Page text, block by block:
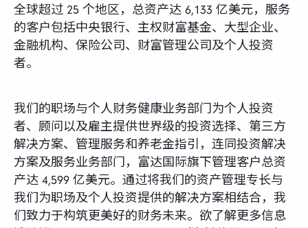
全球超过 25 个地区，总资产达 6,133 亿美元，服务
的客户包括中央银行、主权财富基金、大型企业、
金融机构、保险公司、财富管理公司及个人投资
者。
我们的职场与个人财务健康业务部门为个人投资
者、顾问以及雇主提供世界级的投资选择、第三方
解决方案、管理服务和养老金指引，连同投资解决
方案及服务业务部门，富达国际旗下管理客户总资
产达 4,599 亿美元。通过将我们的资产管理专长与
我们为职场及个人投资提供的解决方案相结合，我
们致力于构筑更美好的财务未来。欲了解更多信息